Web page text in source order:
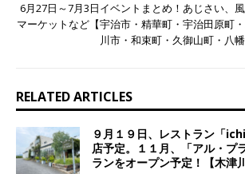
6月27日～7月3日イベントまとめ！あじさい、風
マーケットなど【宇治市・精華町・宇治田原町
川市・和束町・久御山町・八幡
RELATED ARTICLES
９月１９日、レストラン「
店予定。１１月、「アル・プ
ランをオープン予定！【木津川